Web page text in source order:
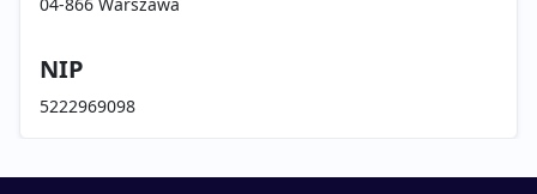
04-866 Warszawa
NIP
5222969098